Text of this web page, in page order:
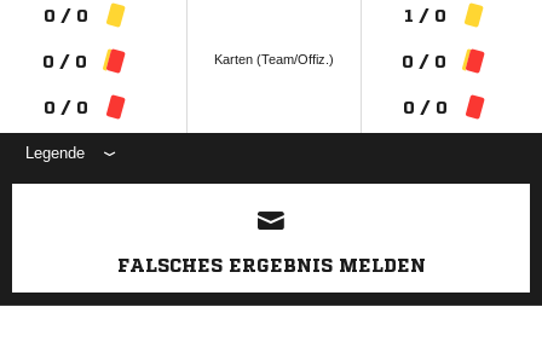
0 / 0
0 / 0
0 / 0
Karten (Team/Offiz.)
1 / 0
0 / 0
0 / 0
Legende
ANZEIGE
FALSCHES ERGEBNIS MELDEN